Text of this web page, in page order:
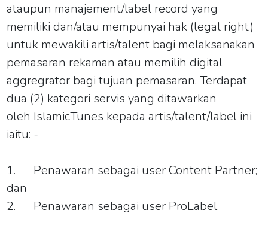
ataupun manajement/label record yang
memiliki dan/atau mempunyai hak (legal right)
untuk mewakili artis/talent bagi melaksanakan
pemasaran rekaman atau memilih digital
aggregrator bagi tujuan pemasaran. Terdapat
dua (2) kategori servis yang ditawarkan
oleh IslamicTunes kepada artis/talent/label ini
iaitu: -
1.
Penawaran sebagai user Content Partner;
dan
2.
Penawaran sebagai user ProLabel.